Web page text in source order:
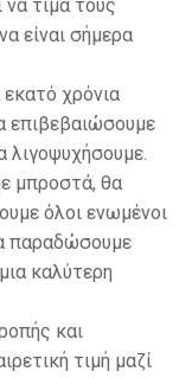
να τιμά τους
είναι σήμερα
εκατό χρόνια
επιβεβαιώσουμε
λιγοψυχήσουμε.
μπροστά, θα
όλοι ενωμένοι
παραδώσουμε
καλύτερη
και
τιμή μαζί